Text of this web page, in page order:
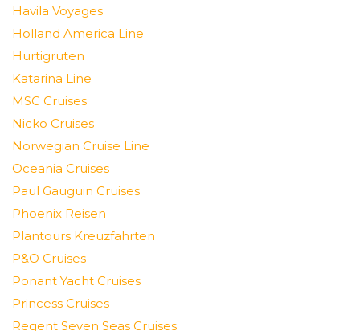
Havila Voyages
Holland America Line
Hurtigruten
Katarina Line
MSC Cruises
Nicko Cruises
Norwegian Cruise Line
Oceania Cruises
Paul Gauguin Cruises
Phoenix Reisen
Plantours Kreuzfahrten
P&O Cruises
Ponant Yacht Cruises
Princess Cruises
Regent Seven Seas Cruises